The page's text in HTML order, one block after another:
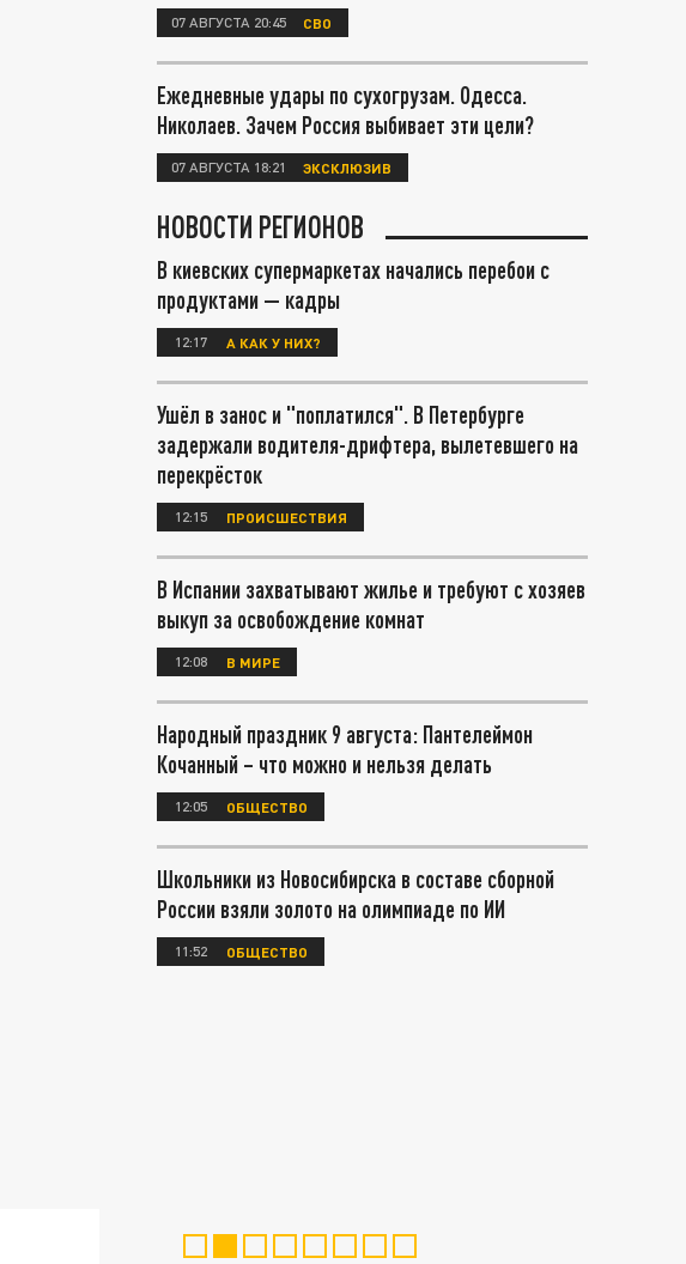
07 АВГУСТА 20:45 СВО
Ежедневные удары по сухогрузам. Одесса.
Николаев. Зачем Россия выбивает эти цели?
07 АВГУСТА 18:21 ЭКСКЛЮЗИВ
НОВОСТИ РЕГИОНОВ
В киевских супермаркетах начались перебои с
продуктами — кадры
12:17 А КАК У НИХ?
Ушёл в занос и "поплатился". В Петербурге
задержали водителя-дрифтера, вылетевшего на
перекрёсток
12:15 ПРОИСШЕСТВИЯ
В Испании захватывают жилье и требуют с хозяев
выкуп за освобождение комнат
12:08 В МИРЕ
Народный праздник 9 августа: Пантелеймон
Кочанный – что можно и нельзя делать
12:05 ОБЩЕСТВО
Школьники из Новосибирска в составе сборной
России взяли золото на олимпиаде по ИИ
11:52 ОБЩЕСТВО